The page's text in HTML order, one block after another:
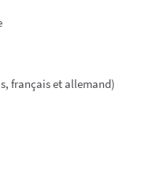
français et allemand)